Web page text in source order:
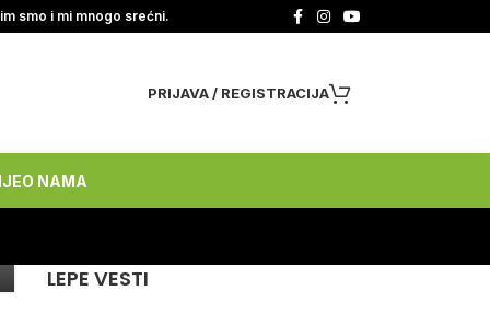
smo i mi mnogo srećni.
PRIJAVA / REGISTRACIJA
O NAMA
LEPE VESTI